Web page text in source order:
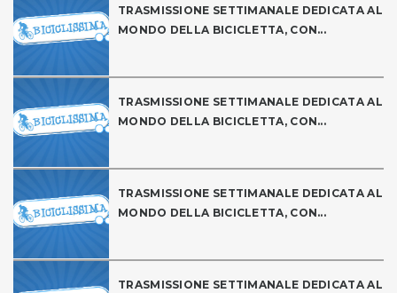
TRASMISSIONE SETTIMANALE DEDICATA AL
MONDO DELLA BICICLETTA, CON...
TRASMISSIONE SETTIMANALE DEDICATA AL
MONDO DELLA BICICLETTA, CON...
TRASMISSIONE SETTIMANALE DEDICATA AL
MONDO DELLA BICICLETTA, CON...
TRASMISSIONE SETTIMANALE DEDICATA AL